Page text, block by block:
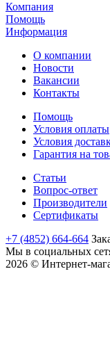
Компания
Помощь
Информация
О компании
Новости
Вакансии
Контакты
Помощь
Условия оплаты
Условия
Гарантия на
Статьи
Вопрос-ответ
Производители
Сертификаты
+7 (4852) 664-664
Мы в социальных
2026 © Интернет-